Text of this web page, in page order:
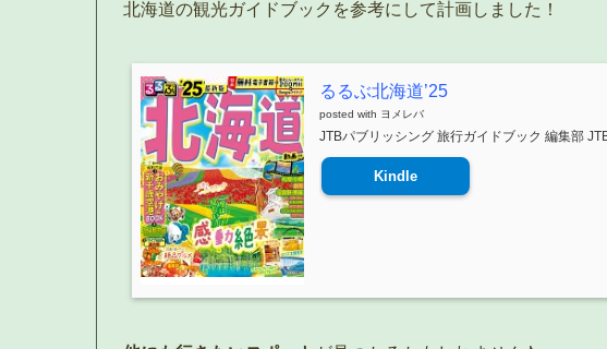
北海道の観光ガイドブックを参考にして計画しました！
るるぶ北海道’25
posted with ヨメレバ
JTBパブリッシング 旅行ガイドブック 編集部
Kindle